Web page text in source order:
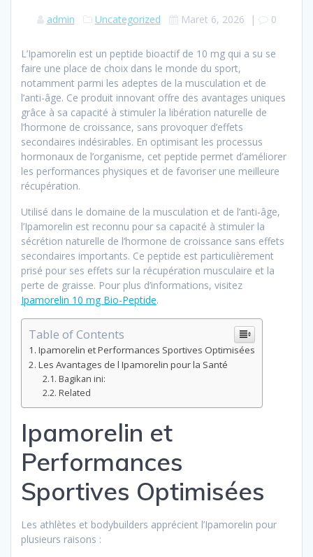
admin Uncategorized Maret 6, 2026 | 0
L’Ipamorelin est un peptide bioactif de 10 mg qui a su se
faire une place de choix dans le monde du sport,
notamment parmi les adeptes de la musculation et de
l’anti-âge. Ce produit innovant offre des avantages uniques
grâce à sa capacité à stimuler la libération naturelle de
l’hormone de croissance, sans provoquer d’effets
secondaires indésirables. En optimisant les processus
hormonaux de l’organisme, cet peptide permet d’améliorer
les performances physiques et de favoriser une meilleure
récupération.
Utilisé dans le domaine de la musculation et de l’anti-âge,
l’Ipamorelin est reconnu pour sa capacité à stimuler la
sécrétion naturelle de l’hormone de croissance sans effets
secondaires importants. Ce peptide est particulièrement
prisé pour ses effets sur la récupération musculaire et la
perte de graisse. Pour plus d’informations, visitez
Ipamorelin 10 mg Bio-Peptide.
Table of Contents
Ipamorelin et Performances Sportives Optimisées
Les Avantages de l Ipamorelin pour la Santé
Bagikan ini:
Related
Ipamorelin et
Performances
Sportives Optimisées
Les athlètes et bodybuilders apprécient l’Ipamorelin pour
plusieurs raisons :